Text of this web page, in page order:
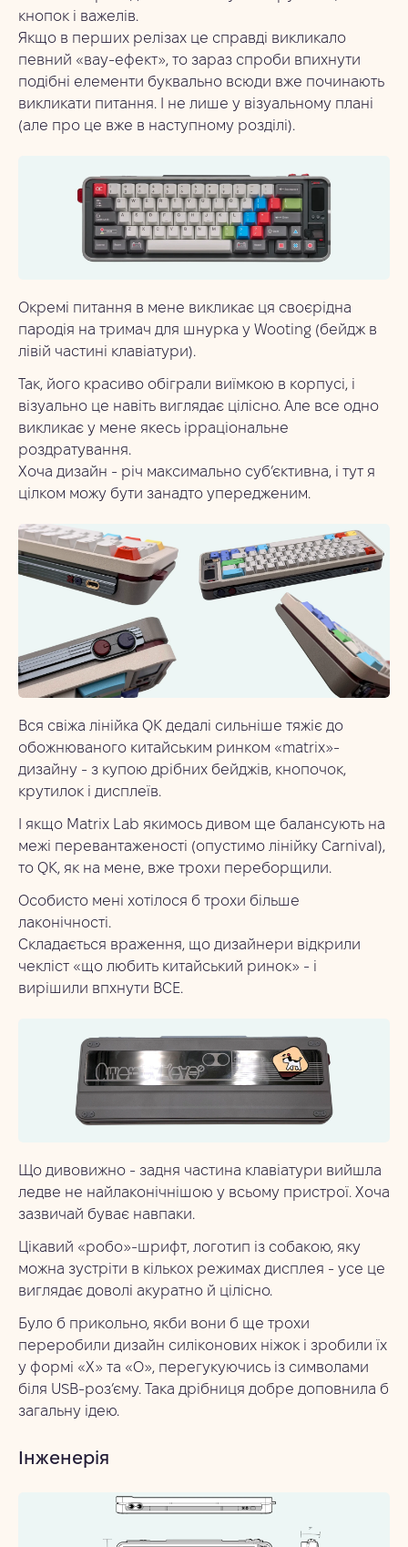
кнопок і важелів.
Якщо в перших релізах це справді викликало
певний «вау-ефект», то зараз спроби впихнути
подібні елементи буквально всюди вже починають
викликати питання. І не лише у візуальному плані
(але про це вже в наступному розділі).
Окремі питання в мене викликає ця своєрідна
пародія на тримач для шнурка у Wooting (бейдж в
лівій частині клавіатури).
Так, його красиво обіграли виїмкою в корпусі, і
візуально це навіть виглядає цілісно. Але все одно
викликає у мене якесь ірраціональне
роздратування.
Хоча дизайн - річ максимально суб’єктивна, і тут я
цілком можу бути занадто упередженим.
Вся свіжа лінійка QK дедалі сильніше тяжіє до
обожнюваного китайським ринком «matrix»-
дизайну - з купою дрібних бейджів, кнопочок,
крутилок і дисплеїв.
І якщо Matrix Lab якимось дивом ще балансують на
межі перевантаженості (опустимо лінійку Carnival),
то QK, як на мене, вже трохи переборщили.
Особисто мені хотілося б трохи більше
лаконічності.
Складається враження, що дизайнери відкрили
чекліст «що любить китайський ринок» - і
вирішили впхнути ВСЕ.
Що дивовижно - задня частина клавіатури вийшла
ледве не найлаконічнішою у всьому пристрої. Хоча
зазвичай буває навпаки.
Цікавий «робо»-шрифт, логотип із собакою, яку
можна зустріти в кількох режимах дисплея - усе це
виглядає доволі акуратно й цілісно.
Було б прикольно, якби вони б ще трохи
переробили дизайн силіконових ніжок і зробили їх
у формі «X» та «O», перегукуючись із символами
біля USB-роз’єму. Така дрібниця добре доповнила б
загальну ідею.
Інженерія